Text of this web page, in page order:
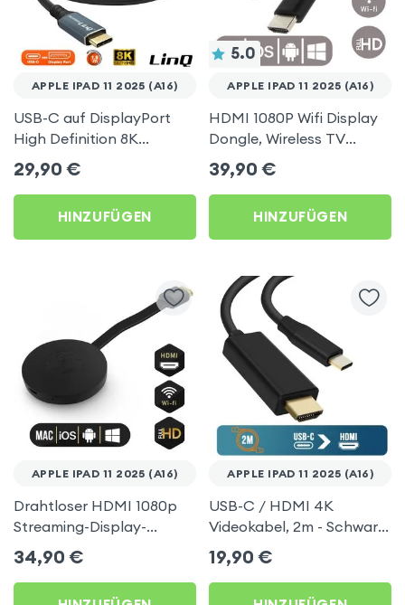
APPLE IPAD 11 2025 (A16)
USB-C auf DisplayPort
High Definition 8K
Videokabel, 1.8m, LinQ für
Apple iPad 11 2025 (A16)
29,90 €
HINZUFÜGEN
5.0
APPLE IPAD 11 2025 (A16)
HDMI 1080P Wifi Display
Dongle, Wireless TV
Display Adapter für
Apple iPad 11 2025 (A16)
39,90 €
HINZUFÜGEN
APPLE IPAD 11 2025 (A16)
Drahtloser HDMI 1080p
Streaming-Display-
Dongle, TV-Video-
Empfänger (Miracast,
AirPlay, DLNA-
34,90 €
APPLE IPAD 11 2025 (A16)
USB-C / HDMI 4K
Videokabel, 2m - Schwarz
für Apple iPad 11 2025
(A16)
19,90 €